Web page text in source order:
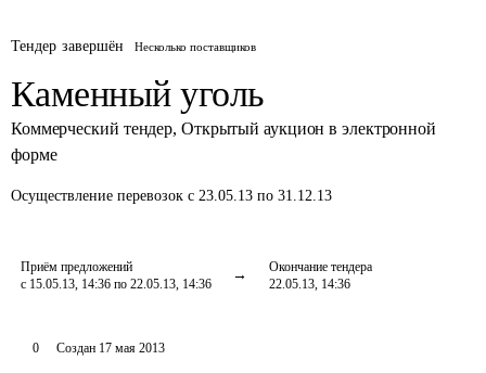
Тендер завершён Несколько поставщиков
Каменный уголь
Коммерческий тендер, Открытый аукцион в электронной
форме
Осуществление перевозок с 23.05.13 по 31.12.13
Приём предложений
с 15.05.13, 14:36 по 22.05.13, 14:36
Окончание тендера
22.05.13, 14:36
0 Создан 17 мая 2013